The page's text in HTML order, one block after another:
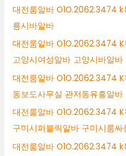
대전룸알바 O1O.2062.3474
룡시바알바
대전룸알바 O1O.2062.3474
고양시여성알바 고양시바알바
대전룸알바 O1O.2062.3474
동보도사무실 관저동유흥알바
대전룸알바 O1O.2062.3474
구미시퍼블릭알바 구미시룸싸
대전룸알바 O1O.2062.3474